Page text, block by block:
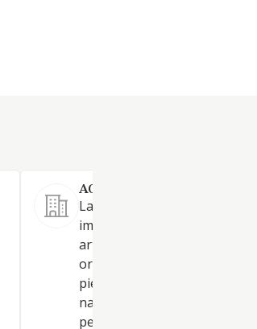
AG CORDOBA 2018 SL.
La fabricación,
importación exportación de
artículos de joyería, platería,
orfebrería, relojería,
piedras preciosas,
naturales, sintéticas,
perlas, artículos de regalo